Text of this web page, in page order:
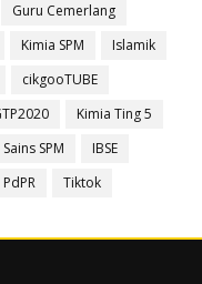
Guru Cemerlang
Kimia SPM
Islamik
cikgooTUBE
Kimia Ting 5
Sains SPM
IBSE
PdPR Tiktok